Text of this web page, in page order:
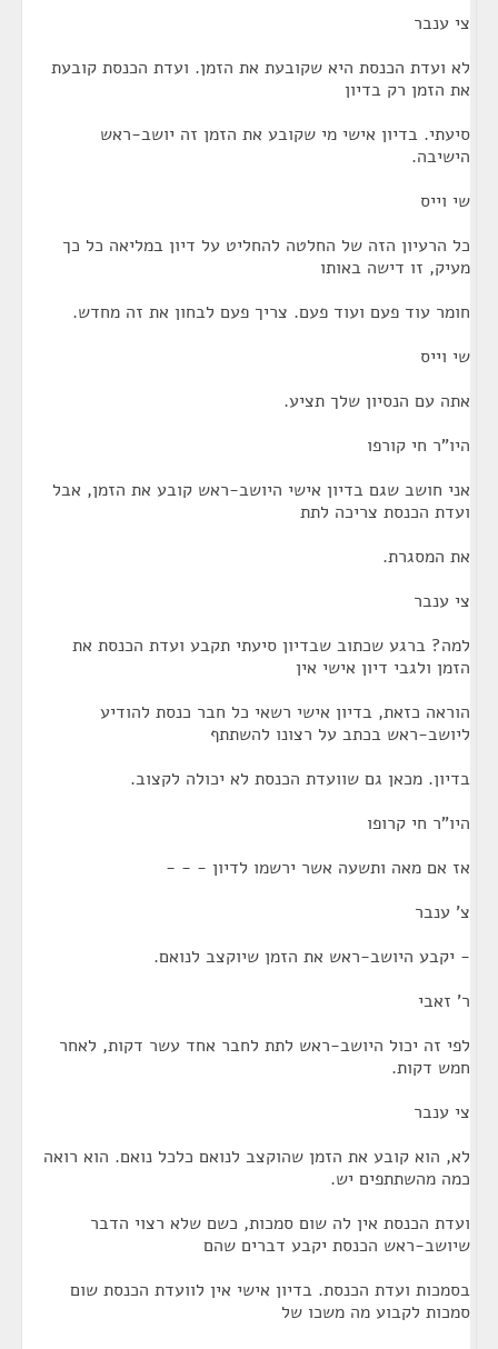
צי ענבר
לא ועדת הכנסת היא שקובעת את הזמן. ועדת הכנסת קובעת
את הזמן רק בדיון
סיעתי. בדיון אישי מי שקובע את הזמן זה יושב-ראש
הישיבה.
שי וייס
כל הרעיון הזה של החלטה להחליט על דיון במליאה כל כך
מעיק, זו דישה באותו
חומר עוד פעם ועוד פעם. צריך פעם לבחון את זה מחדש.
שי וייס
אתה עם הנסיון שלך תציע.
היו"ר חי קורפו
אני חושב שגם בדיון אישי היושב-ראש קובע את הזמן, אבל
ועדת הכנסת צריכה לתת
את המסגרת.
צי ענבר
למה? ברגע שכתוב שבדיון סיעתי תקבע ועדת הכנסת את
הזמן ולגבי דיון אישי אין
הוראה כזאת, בדיון אישי רשאי כל חבר כנסת להודיע
ליושב-ראש בכתב על רצונו להשתתף
בדיון. מכאן גם שוועדת הכנסת לא יכולה לקצוב.
היו"ר חי קרופו
אז אם מאה ותשעה אשר ירשמו לדיון - - -
צ' ענבר
- יקבע היושב-ראש את הזמן שיוקצב לנואם.
ר' זאבי
לפי זה יכול היושב-ראש לתת לחבר אחד עשר דקות, לאחר
חמש דקות.
צי ענבר
לא, הוא קובע את הזמן שהוקצב לנואם כלכל נואם. הוא רואה
כמה מהשתתפים יש.
ועדת הכנסת אין לה שום סמכות, כשם שלא רצוי הדבר
שיושב-ראש הכנסת יקבע דברים שהם
בסמכות ועדת הכנסת. בדיון אישי אין לוועדת הכנסת שום
סמכות לקבוע מה משכו של